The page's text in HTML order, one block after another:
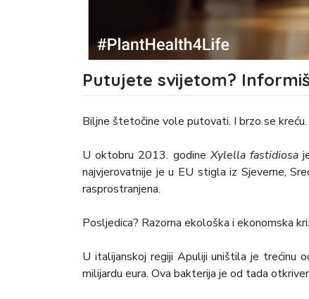
Putujete svijetom?
Biljne štetočine vole putovati. I brzo se kreću.
U oktobru 2013. godineXylella fastidiosa
najvjerovatnije je u EU stigla iz Sjeverne,
rasprostranjena.
Posljedica? Razorna ekološka i ekonomska
U italijanskoj regiji Apuliji uništila je trećinu
milijardu eura. Ova bakterija je od tada